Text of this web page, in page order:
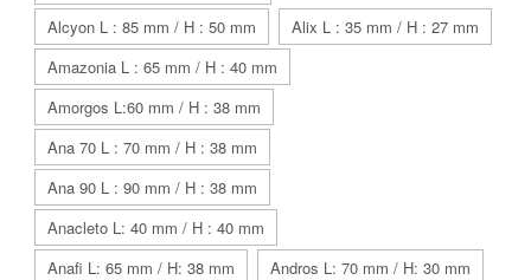
Alcyon L : 85 mm / H : 50 mm
Alix L : 35 mm / H : 27 mm
Amazonia L : 65 mm / H : 40 mm
Amorgos L:60 mm / H : 38 mm
Ana 70 L : 70 mm / H : 38 mm
Ana 90 L : 90 mm / H : 38 mm
Anacleto L: 40 mm / H : 40 mm
Anafi L: 65 mm / H: 38 mm
Andros L: 70 mm / H: 30 mm